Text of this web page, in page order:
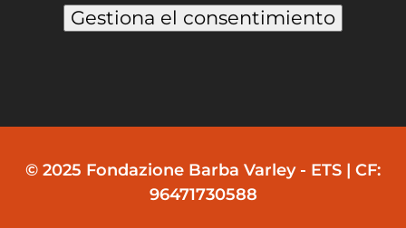
Gestiona el consentimiento
© 2025 Fondazione Barba Varley - ETS | CF:
96471730588